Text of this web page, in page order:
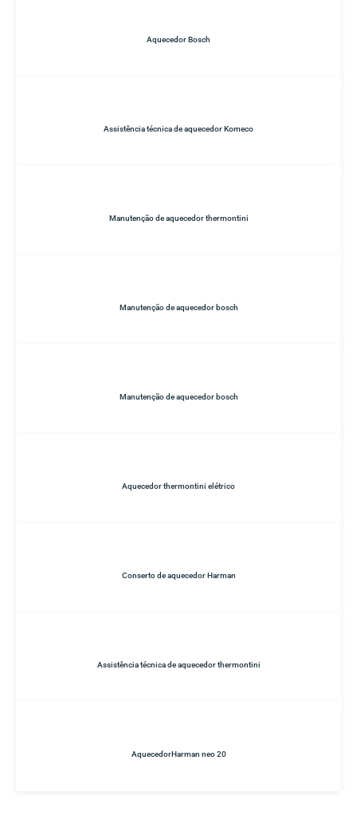
Aquecedor Bosch
Assistência técnica de aquecedor Komeco
Manutenção de aquecedor thermontini
Manutenção de aquecedor bosch
Manutenção de aquecedor bosch
Aquecedor thermontini elétrico
Conserto de aquecedor Harman
Assistência técnica de aquecedor thermontini
AquecedorHarman neo 20